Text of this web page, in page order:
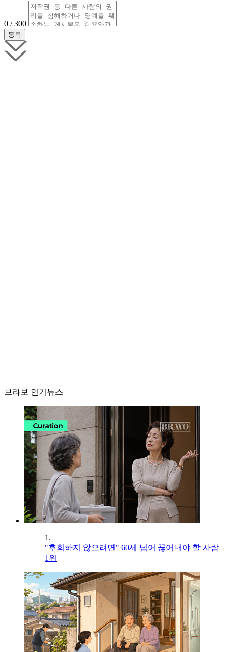
0 / 300
브라보 인기뉴스
1.
"후회하지 않으려면" 60세 넘어 끊어내야 할 사람
1위